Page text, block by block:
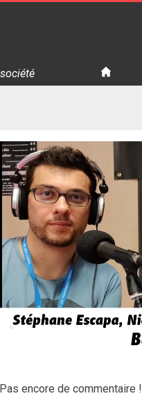
de jeux de société
Pas encore de commentaire !